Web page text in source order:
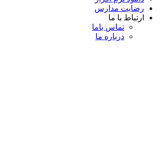
رضایت مدارس
ارتباط با ما
تماس با‌ما
درباره ما